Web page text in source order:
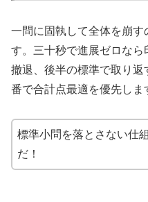
一問に固執して全体を崩
す。三十秒で進展ゼロな
撤退、後半の標準で取り
番で合計点最適を優先しま
標準小問を落とさない仕
だ！